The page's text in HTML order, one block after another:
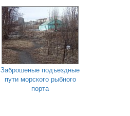
Заброшеные подъездные
пути морского рыбного
порта